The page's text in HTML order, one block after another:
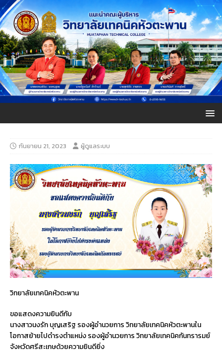
กันยายน 21, 2023 ผู้ดูแลระบบ
วิทยาลัยเทคนิคหัวตะพาน
ขอแสดงความยินดีกับ
นางสาวนงรัก บุญเสริฐ รองผู้อำนวยการ วิทยาลัยเทคนิคหัวตะพานใน
โอกาสย้ายไปดำรงตำแหน่ง รองผู้อำนวยการ วิทยาลัยเทคนิคกันทรารมย์
จังหวัดศรีสะเกษด้วยความยินดียิ่ง